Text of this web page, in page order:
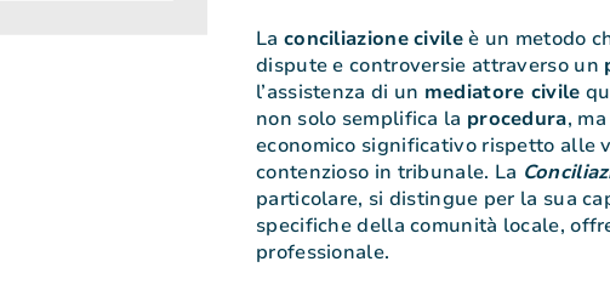
La conciliazionecivileè un metodo
dispute e controversie attraverso un
l’assistenza di un mediatore civile
non solo semplifica la procedura,
economico significativo rispetto alle
contenzioso in tribunale. La
particolare, si distingue per la sua
specifiche della comunità locale,
professionale.